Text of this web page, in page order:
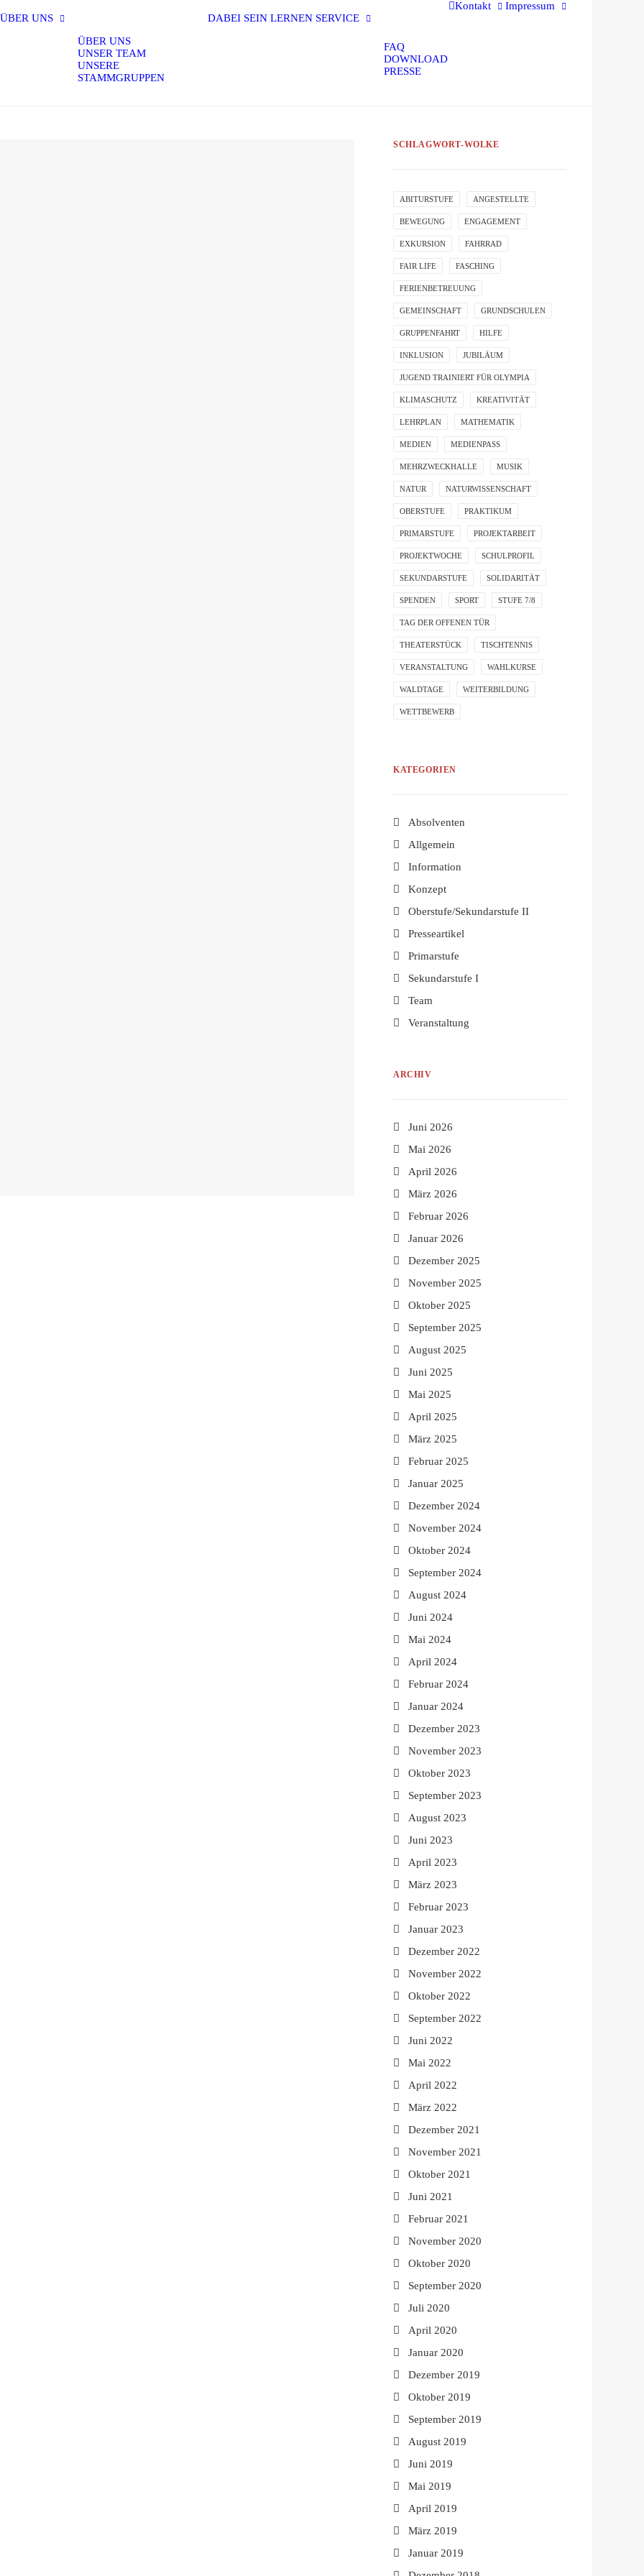
Kontakt
Impressum
ÜBER UNS
ÜBER UNS
UNSER TEAM
UNSERE
STAMMGRUPPEN
DABEI SEIN LERNEN SERVICE
FAQ
DOWNLOAD
PRESSE
SCHLAGWORT-WOLKE
ABITURSTUFE ANGESTELLTE
BEWEGUNG ENGAGEMENT
EXKURSION FAHRRAD
FAIR LIFE FASCHING
FERIENBETREUUNG
GEMEINSCHAFT GRUNDSCHULEN
GRUPPENFAHRT HILFE
INKLUSION JUBILÄUM
JUGEND TRAINIERT FÜR OLYMPIA
KLIMASCHUTZ KREATIVITÄT
LEHRPLAN MATHEMATIK
MEDIEN MEDIENPASS
MEHRZWECKHALLE MUSIK
NATUR NATURWISSENSCHAFT
OBERSTUFE PRAKTIKUM
PRIMARSTUFE PROJEKTARBEIT
PROJEKTWOCHE SCHULPROFIL
SEKUNDARSTUFE SOLIDARITÄT
SPENDEN SPORT STUFE 7/8
TAG DER OFFENEN TÜR
THEATERSTÜCK TISCHTENNIS
VERANSTALTUNG WAHLKURSE
WALDTAGE WEITERBILDUNG
WETTBEWERB
KATEGORIEN
Absolventen
Allgemein
Information
Konzept
Oberstufe/Sekundarstufe II
Presseartikel
Primarstufe
Sekundarstufe I
Team
Veranstaltung
ARCHIV
Juni 2026
Mai 2026
April 2026
März 2026
Februar 2026
Januar 2026
Dezember 2025
November 2025
Oktober 2025
September 2025
August 2025
Juni 2025
Mai 2025
April 2025
März 2025
Februar 2025
Januar 2025
Dezember 2024
November 2024
Oktober 2024
September 2024
August 2024
Juni 2024
Mai 2024
April 2024
Februar 2024
Januar 2024
Dezember 2023
November 2023
Oktober 2023
September 2023
August 2023
Juni 2023
April 2023
März 2023
Februar 2023
Januar 2023
Dezember 2022
November 2022
Oktober 2022
September 2022
Juni 2022
Mai 2022
April 2022
März 2022
Dezember 2021
November 2021
Oktober 2021
Juni 2021
Februar 2021
November 2020
Oktober 2020
September 2020
Juli 2020
April 2020
Januar 2020
Dezember 2019
Oktober 2019
September 2019
August 2019
Juni 2019
Mai 2019
April 2019
März 2019
Januar 2019